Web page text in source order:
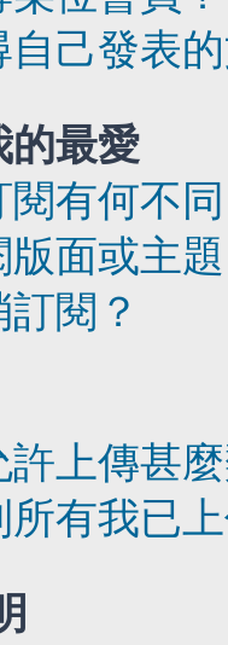
己發表
的最愛
有何不
面或主
閱？
上傳甚
有我已